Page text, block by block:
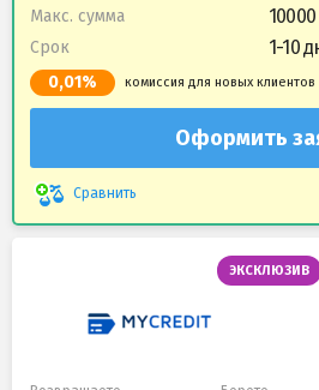
Макс. сумма 10000
Срок 1-10
0,01% комиссия для новых клиентов
Оформить
Сравнить
ЭКСКЛЮЗИВ